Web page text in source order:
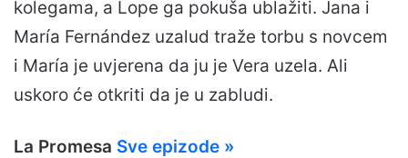
kolegama, a Lope ga pokuša ublažiti. Jana i
María Fernández uzalud traže torbu s novcem
i María je uvjerena da ju je Vera uzela. Ali
uskoro će otkriti da je u zabludi.
La Promesa Sve epizode »